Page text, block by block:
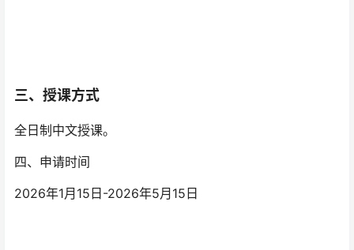
三、授课方式
全日制中文授课。
四、申请时间
2026年1月15日-2026年5月15日